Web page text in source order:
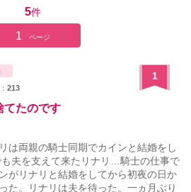
5件
1 ページ
213
1
てたのです
は両親の騎士同期でカインと結婚をし
夫を支えて来たリナリ…騎士の仕事で
がリナリと結婚をしてから初夜の日か
た。リナリは夫を待った。一ヵ月ぶり